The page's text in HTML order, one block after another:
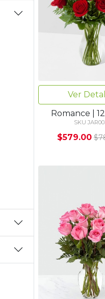
Ver
Romance |
SKU
$579.00